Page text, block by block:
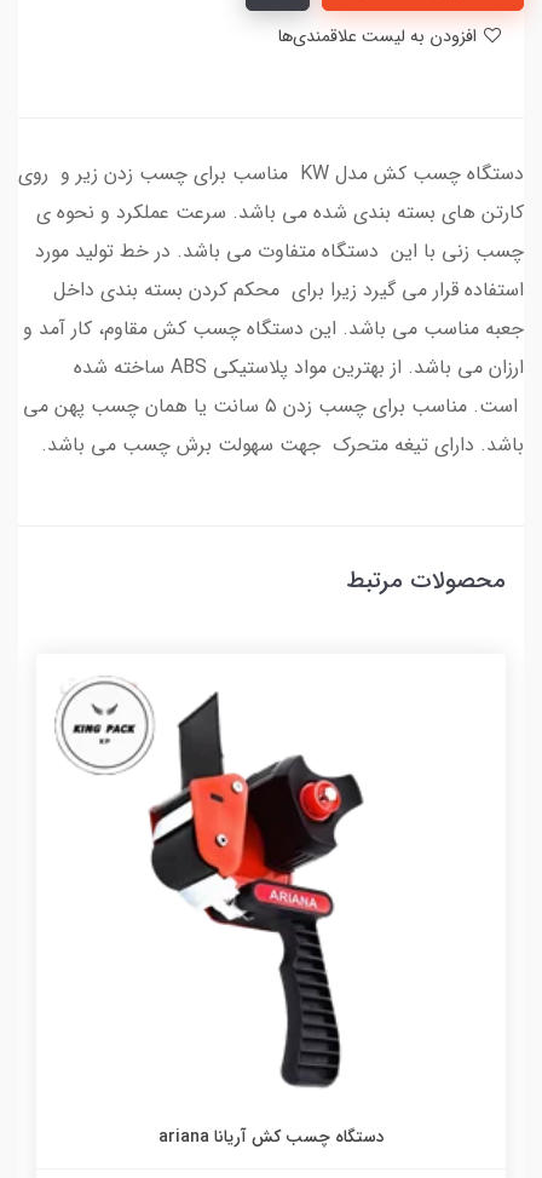
دستگاه چسب کش مدل KW مناسب برای چسب زدن زیر و روی
کارتن های بسته بندی شده می باشد. سرعت عملکرد و نحوه ی
چسب زنی با این دستگاه متفاوت می باشد. در خط تولید مورد
استفاده قرار می گیرد زیرا برای محکم کردن بسته بندی داخل
جعبه مناسب می باشد. این دستگاه چسب کش مقاوم، کار آمد و
ارزان می باشد. از بهترین مواد پلاستیکی ABS ساخته شده
است. مناسب برای چسب زدن ۵ سانت یا همان چسب پهن می
باشد. دارای تیغه متحرک جهت سهولت برش چسب می باشد.
محصولات مرتبط
دستگاه چسب کش آریانا ariana